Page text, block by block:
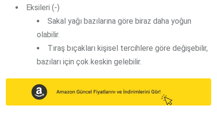
Eksileri (-)
Sakal yağı bazılarına göre biraz daha yoğun
olabilir.
Tıraş bıçakları kişisel tercihlere göre değişebilir,
bazıları için çok keskin gelebilir.